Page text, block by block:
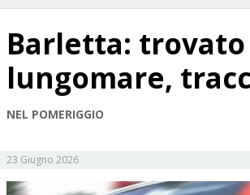
Barletta:
lungomare,
NEL POMERIGGIO
23 Giugno 2026